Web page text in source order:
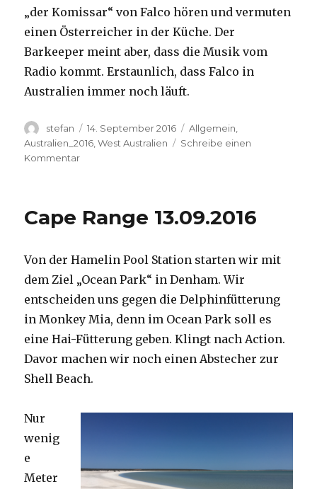
„der Komissar“ von Falco hören und vermuten
einen Österreicher in der Küche. Der
Barkeeper meint aber, dass die Musik vom
Radio kommt. Erstaunlich, dass Falco in
Australien immer noch läuft.
Autor
stefan
Veröffentlicht
am
14. September 2016 Kategorien
Allgemein
Australien_2016 ,West Australien
Schreibe einen
Kommentarzu
Cape Range 13.09.2016
Von der Hamelin Pool Station starten wir mit
dem Ziel „Ocean Park“ in Denham. Wir
entscheiden uns gegen die Delphinfütterung
in Monkey Mia, denn im Ocean Park soll es
eine Hai-Fütterung geben. Klingt nach Action.
Davor machen wir noch einen Abstecher zur
Shell Beach.
Nur
wenig
e
Meter